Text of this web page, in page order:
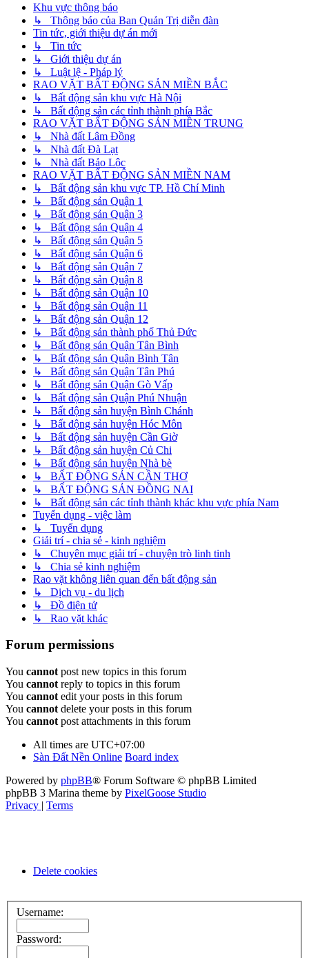
Khu vực thông báo
↳ Thông báo của Ban Quản Trị diễn đàn
Tin tức, giới thiệu dự án mới
↳ Tin tức
↳ Giới thiệu dự án
↳ Luật lệ - Pháp lý
RAO VẶT BẤT ĐỘNG SẢN MIỀN BẮC
↳ Bất động sản khu vực Hà Nội
↳ Bất động sản các tỉnh thành phía Bắc
RAO VẶT BẤT ĐỘNG SẢN MIỀN TRUNG
↳ Nhà đất Lâm Đồng
↳ Nhà đất Đà Lạt
↳ Nhà đất Bảo Lộc
RAO VẶT BẤT ĐỘNG SẢN MIỀN NAM
↳ Bất động sản khu vực TP. Hồ Chí Minh
↳ Bất động sản Quận 1
↳ Bất động sản Quận 3
↳ Bất động sản Quận 4
↳ Bất động sản Quận 5
↳ Bất động sản Quận 6
↳ Bất động sản Quận 7
↳ Bất động sản Quận 8
↳ Bất động sản Quận 10
↳ Bất động sản Quận 11
↳ Bất động sản Quận 12
↳ Bất động sản thành phố Thủ Đức
↳ Bất động sản Quận Tân Bình
↳ Bất động sản Quận Bình Tân
↳ Bất động sản Quận Tân Phú
↳ Bất động sản Quận Gò Vấp
↳ Bất động sản Quận Phú Nhuận
↳ Bất động sản huyện Bình Chánh
↳ Bất động sản huyện Hóc Môn
↳ Bất động sản huyện Cần Giờ
↳ Bất động sản huyện Củ Chi
↳ Bất động sản huyện Nhà bè
↳ BẤT ĐỘNG SẢN CẦN THƠ
↳ BẤT ĐỘNG SẢN ĐỒNG NAI
↳ Bất động sản các tỉnh thành khác khu vực phía Nam
Tuyển dụng - việc làm
↳ Tuyển dụng
Giải trí - chia sẻ - kinh nghiệm
↳ Chuyên mục giải trí - chuyện trò linh tinh
↳ Chia sẻ kinh nghiệm
Rao vặt không liên quan đến bất động sản
↳ Dịch vụ - du lịch
↳ Đồ điện tử
↳ Rao vặt khác
Forum permissions
You cannot post new topics in this forum
You cannot reply to topics in this forum
You cannot edit your posts in this forum
You cannot delete your posts in this forum
You cannot post attachments in this forum
All times are UTC+07:00
Sàn Đất Nền Online Board index
Powered by phpBB® Forum Software © phpBB Limited
phpBB 3 Marina theme by PixelGoose Studio
Privacy | Terms
Delete cookies
Username:
Password: